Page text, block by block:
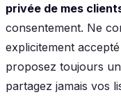
privée de mes
consentement. Ne
explicitement
proposez toujours
partagez jamais vos